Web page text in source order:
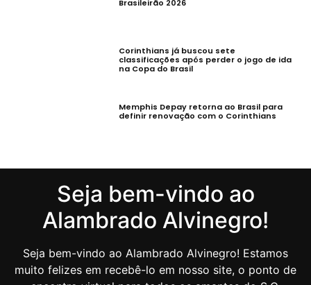
Brasileirão 2026
Corinthians já buscou sete
classificações após perder o jogo de ida
na Copa do Brasil
Memphis Depay retorna ao Brasil para
definir renovação com o Corinthians
Seja bem-vindo ao
Alambrado Alvinegro!
Seja bem-vindo ao Alambrado Alvinegro! Estamos
muito felizes em recebê-lo em nosso site, o ponto de